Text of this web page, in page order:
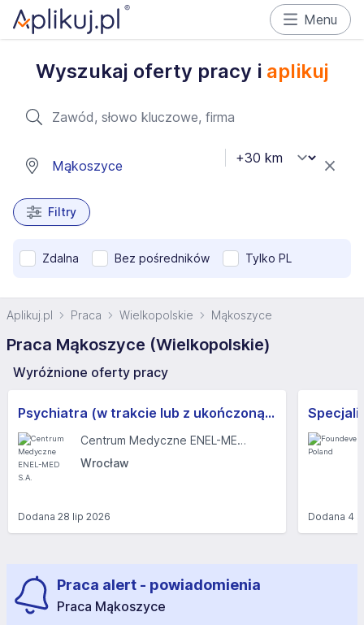
Menu
Wyszukaj oferty pracy i aplikuj
Filtry
Zdalna Bez pośredników Tylko PL
Aplikuj.pl Praca Wielkopolskie Mąkoszyce
Praca Mąkoszyce (Wielkopolskie)
Wyróżnione oferty pracy
Psychiatra (w trakcie lub z ukończoną specjalizacją) (k/m)
Centrum Medyczne ENEL-MED S.A.
Wrocław
Dodana 28 lip 2026 Dodana 4
Praca alert - powiadomienia
Praca Mąkoszyce